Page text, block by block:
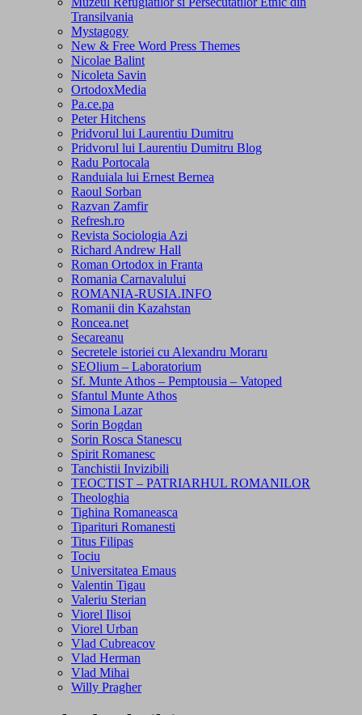
Transilvania
Mystagogy
New & Free Word Press Themes
Nicolae Balint
Nicoleta Savin
OrtodoxMedia
Pa.ce.pa
Peter Hitchens
Pridvorul lui Laurentiu Dumitru
Pridvorul lui Laurentiu Dumitru Blog
Radu Portocala
Randuiala lui Ernest Bernea
Raoul Sorban
Razvan Zamfir
Refresh.ro
Revista Sociologia Azi
Richard Andrew Hall
Roman Ortodox in Franta
Romania Carnavalului
ROMANIA-RUSIA.INFO
Romanii din Kazahstan
Roncea.net
Secareanu
Secretele istoriei cu Alexandru Moraru
SEOlium – Laboratorium
Sf. Munte Athos – Pemptousia – Vatoped
Sfantul Munte Athos
Simona Lazar
Sorin Bogdan
Sorin Rosca Stanescu
Spirit Romanesc
Tanchistii Invizibili
TEOCTIST – PATRIARHUL ROMANILOR
Theologhia
Tighina Romaneasca
Tiparituri Romanesti
Titus Filipas
Tociu
Universitatea Emaus
Valentin Tigau
Valeriu Sterian
Viorel Ilisoi
Viorel Urban
Vlad Cubreacov
Vlad Herman
Vlad Mihai
Willy Pragher